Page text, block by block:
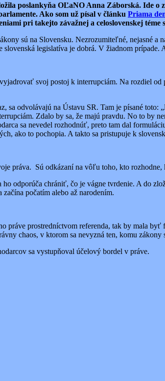
poslankyňa OĽaNO Anna Záborská. Ide
Ako som už písal v článku Priama
pri takejto závažnej a celoslovenskej
sú na Slovensku. Nezrozumiteľné, nejasné a
legislatíva je dobrá. V žiadnom prípade.
svoj postoj k interrupciám. Na rozdiel
sa odvolávajú na Ústavu SR. Tam je písané
Zdalo by sa, že majú pravdu. No to by
sa nevedel rozhodnúť, preto tam dal
ako to pochopia. A takto sa pristupuje k
práva. Sú odkázaní na vôľu toho, kto rozhodne,
odporúča chrániť, čo je vágne tvrdenie. A do
počatím alebo až narodením.
práve prostredníctvom referenda, tak by mala
chaos, v ktorom sa nevyzná ten, komu zákony
sa vystupňoval účelový bordel v práve.